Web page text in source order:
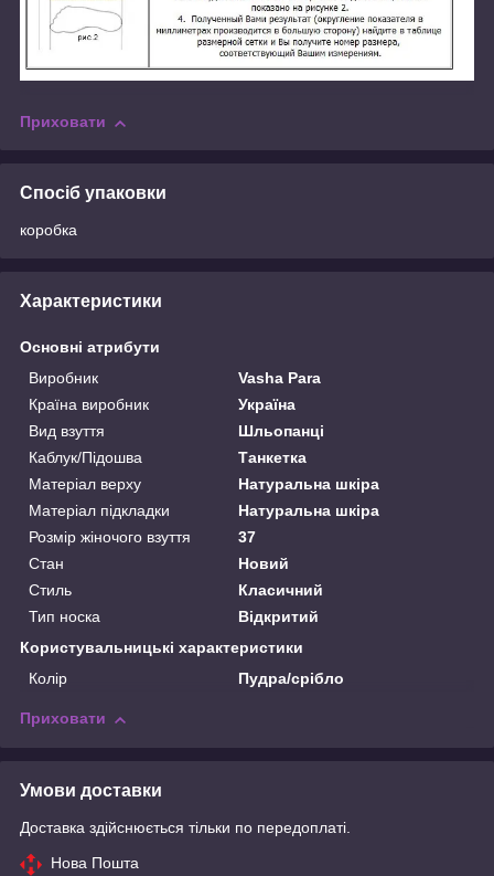
Приховати
Спосіб упаковки
коробка
Характеристики
Основні атрибути
Виробник
Vasha Para
Країна виробник
Україна
Вид взуття
Шльопанці
Каблук/Підошва
Танкетка
Матеріал верху
Натуральна шкіра
Матеріал підкладки
Натуральна шкіра
Розмір жіночого взуття
37
Стан
Новий
Стиль
Класичний
Тип носка
Відкритий
Користувальницькі характеристики
Колір
Пудра/срібло
Приховати
Умови доставки
Доставка здійснюється тільки по передоплаті.
Нова Пошта